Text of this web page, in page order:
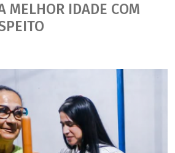
MELHOR IDADE COM